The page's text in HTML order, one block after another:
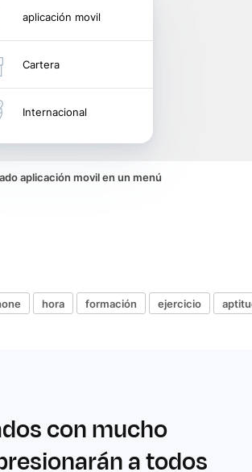
aplicación movil
Cartera
Internacional
aplicación movil en un menú
hora formación ejercicio
con mucho
a todos